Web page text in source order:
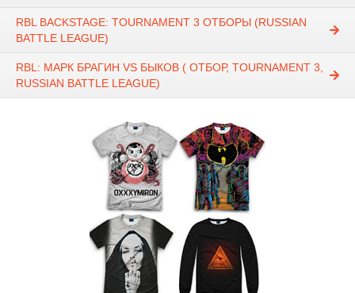
RBL BACKSTAGE: TOURNAMENT 3 ОТБОРЫ (RUSSIAN
BATTLE LEAGUE)
RBL: МАРК БРАГИН VS БЫКОВ ( ОТБОР, TOURNAMENT 3,
RUSSIAN BATTLE LEAGUE)